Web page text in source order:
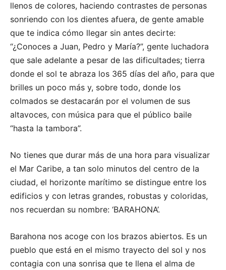
llenos de colores, haciendo contrastes de personas
sonriendo con los dientes afuera, de gente amable
que te indica cómo llegar sin antes decirte:
“¿Conoces a Juan, Pedro y María?”, gente luchadora
que sale adelante a pesar de las dificultades; tierra
donde el sol te abraza los 365 días del año, para que
brilles un poco más y, sobre todo, donde los
colmados se destacarán por el volumen de sus
altavoces, con música para que el público baile
“hasta la tambora”.
No tienes que durar más de una hora para visualizar
el Mar Caribe, a tan solo minutos del centro de la
ciudad, el horizonte marítimo se distingue entre los
edificios y con letras grandes, robustas y coloridas,
nos recuerdan su nombre: ‘BARAHONA’.
Barahona nos acoge con los brazos abiertos. Es un
pueblo que está en el mismo trayecto del sol y nos
contagia con una sonrisa que te llena el alma de